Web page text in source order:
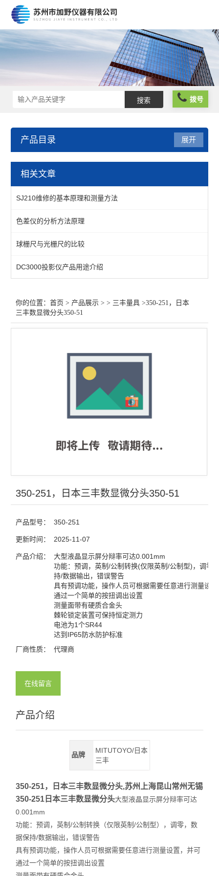
拨号
产品目录
三丰量具
三丰小配件
查看全部 >>
展开
相关文章
SJ210维修的基本原理和测量方法
色差仪的分析方法原理
球栅尺与光栅尺的比较
DC3000投影仪产品用途介绍
你的位置：首页 > 产品展示 > > 三丰量具 >350-251，日本
三丰数显微分头350-51
350-251，日本三丰数显微分头350-51
产品型号： 350-251
更新时间： 2025-11-07
产品介绍：
大型液晶显示屏分辩率可达0.001mm
功能：预调，英制/公制转换(仅限英制/公制型)，调零
持/数据输出，错误警告
具有预调功能，操作人员可根据需要任意进行测量设
通过一个简单的按扭调出设置
测量面带有硬质合金头
棘轮锁定装置可保持恒定测力
电池为1个SR44
达到IP65防水防护标准
厂商性质：
代理商
在线留言
产品介绍
品牌
MITUTOYO/日本
三丰
350-251，日本三丰数显微分头,苏州上海昆山常州无锡
350-251日本三丰数显微分头大型液晶显示屏分辩率可达
0.001mm
功能：预调，英制/公制转换（仅限英制/公制型），调零，数
据保持/数据输出，错误警告
具有预调功能，操作人员可根据需要任意进行测量设置，并可
通过一个简单的按扭调出设置